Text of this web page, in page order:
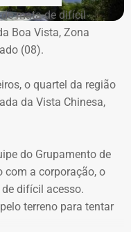
da defesa das
nove perfis;
ao pagode chinês da
Chinesa fica dentro
mata de difícil
Boa Vista, Zona
(08).
o quartel da região
da Vista Chinesa,
do Grupamento de
com a corporação, o
difícil acesso.
terreno para tentar